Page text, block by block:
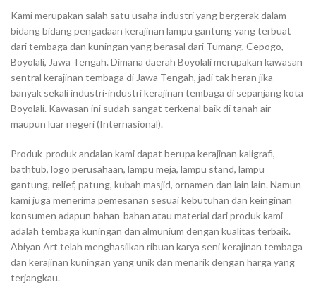
Kami merupakan salah satu usaha industri yang bergerak dalam
bidang bidang pengadaan kerajinan lampu gantung yang terbuat
dari tembaga dan kuningan yang berasal dari Tumang, Cepogo,
Boyolali, Jawa Tengah. Dimana daerah Boyolali merupakan kawasan
sentral kerajinan tembaga di Jawa Tengah, jadi tak heran jika
banyak sekali industri-industri kerajinan tembaga di sepanjang kota
Boyolali. Kawasan ini sudah sangat terkenal baik di tanah air
maupun luar negeri (Internasional).
Produk-produk andalan kami dapat berupa kerajinan kaligrafi,
bathtub, logo perusahaan, lampu meja, lampu stand, lampu
gantung, relief, patung, kubah masjid, ornamen dan lain lain. Namun
kami juga menerima pemesanan sesuai kebutuhan dan keinginan
konsumen adapun bahan-bahan atau material dari produk kami
adalah tembaga kuningan dan almunium dengan kualitas terbaik.
Abiyan Art telah menghasilkan ribuan karya seni kerajinan tembaga
dan kerajinan kuningan yang unik dan menarik dengan harga yang
terjangkau.